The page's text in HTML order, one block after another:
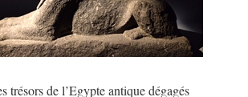
trésors de l’Egypte antique dégagés